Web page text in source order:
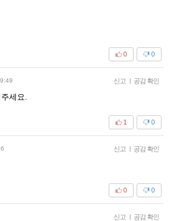
0
0
신고 | 공감 확인
세요.
0
1
신고 | 공감 확인
0
0
신고 | 공감 확인